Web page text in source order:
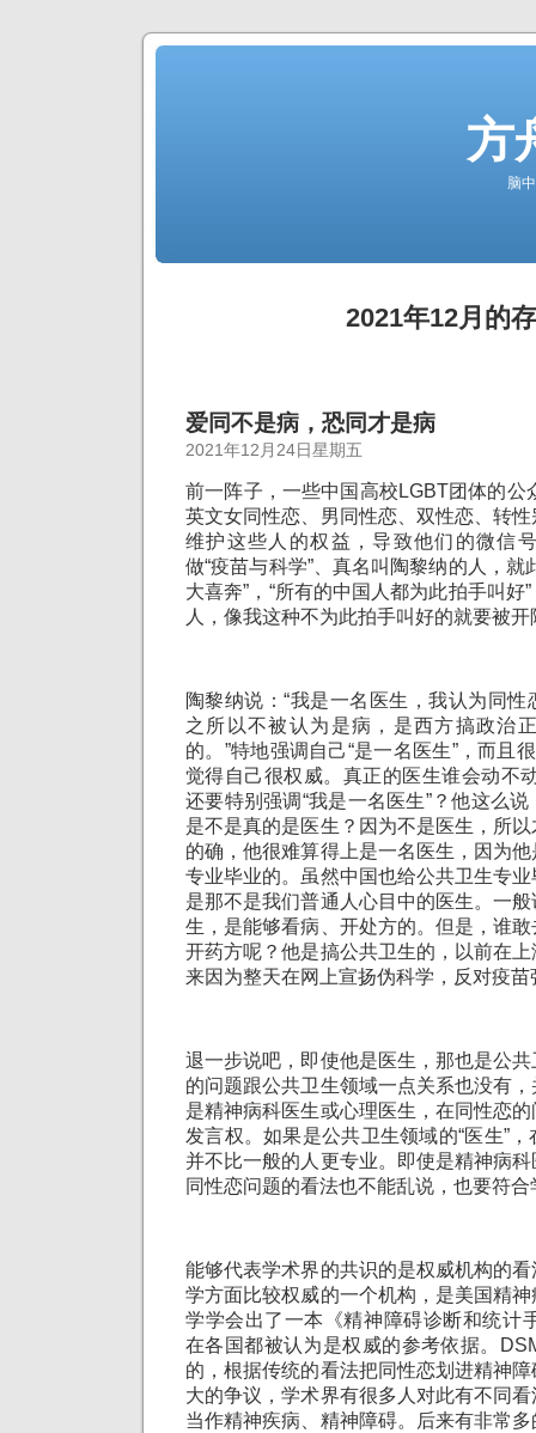
方
脑
2021年12月的
爱同不是病，恐同才是病
2021年12月24日星期五
前一阵子，一些中国高校LGBT团体的公
英文女同性恋、男同性恋、双性恋、转
维护这些人的权益，导致他们的微信
做“疫苗与科学”、真名叫陶黎纳的人，就
大喜奔”，“所有的中国人都为此拍手叫好
人，像我这种不为此拍手叫好的就要被
陶黎纳说：“我是一名医生，我认为同
之所以不被认为是病，是西方搞政治
的。”特地强调自己“是一名医生”，而且
觉得自己很权威。真正的医生谁会动不
还要特别强调“我是一名医生”？他这么
是不是真的是医生？因为不是医生，所
的确，他很难算得上是一名医生，因为
专业毕业的。虽然中国也给公共卫生专
是那不是我们普通人心目中的医生。一
生，是能够看病、开处方的。但是，谁
开药方呢？他是搞公共卫生的，以前在
来因为整天在网上宣扬伪科学，反对疫
退一步说吧，即使他是医生，那也是公
的问题跟公共卫生领域一点关系也没有
是精神病科医生或心理医生，在同性恋
发言权。如果是公共卫生领域的“医生”
并不比一般的人更专业。即使是精神病
同性恋问题的看法也不能乱说，也要符
能够代表学术界的共识的是权威机构的
学方面比较权威的一个机构，是美国精
学学会出了一本《精神障碍诊断和统计
在各国都被认为是权威的参考依据。
的，根据传统的看法把同性恋划进精神
大的争议，学术界有很多人对此有不同
当作精神疾病、精神障碍。后来有非常